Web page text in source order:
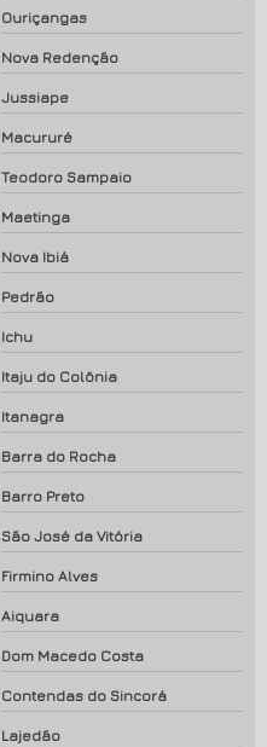
Ouriçangas
Nova Redenção
Jussiape
Macururé
Teodoro Sampaio
Maetinga
Nova Ibiá
Pedrão
Ichu
Itaju do Colônia
Itanagra
Barra do Rocha
Barro Preto
São José da Vitória
Firmino Alves
Aiquara
Dom Macedo Costa
Contendas do Sincorá
Lajedão